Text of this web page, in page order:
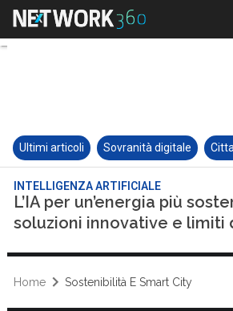
Ultimi articoli Sovranità digitale
INTELLIGENZA ARTIFICIALE
L’IA per un’energia più
soluzioni innovative e limiti
Home Sostenibilità E Smart City